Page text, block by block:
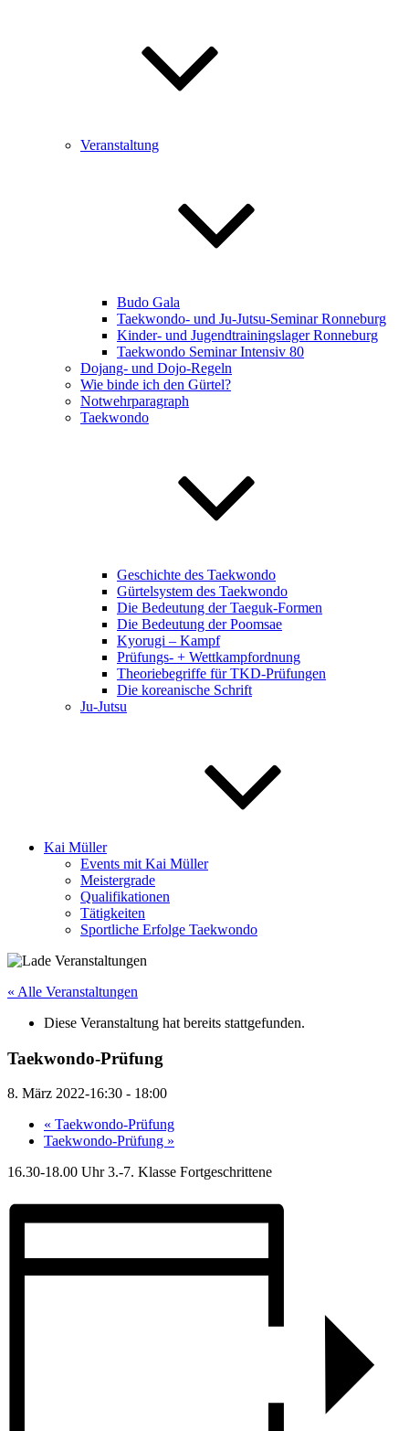
Veranstaltung
Budo Gala
Taekwondo- und Ju-Jutsu-Seminar Ronneburg
Kinder- und Jugendtrainingslager Ronneburg
Taekwondo Seminar Intensiv 80
Dojang- und Dojo-Regeln
Wie binde ich den Gürtel?
Notwehrparagraph
Taekwondo
Geschichte des Taekwondo
Gürtelsystem des Taekwondo
Die Bedeutung der Taeguk-Formen
Die Bedeutung der Poomsae
Kyorugi – Kampf
Prüfungs- + Wettkampfordnung
Theoriebegriffe für TKD-Prüfungen
Die koreanische Schrift
Ju-Jutsu
Kai Müller
Events mit Kai Müller
Meistergrade
Qualifikationen
Tätigkeiten
Sportliche Erfolge Taekwondo
« Alle Veranstaltungen
Diese Veranstaltung hat bereits stattgefunden.
Taekwondo-Prüfung
8. März 2022-16:30 - 18:00
« Taekwondo-Prüfung
Taekwondo-Prüfung »
16.30-18.00 Uhr 3.-7. Klasse Fortgeschrittene